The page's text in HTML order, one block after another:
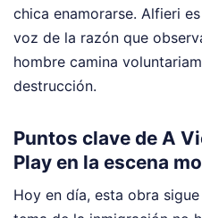
chica enamorarse. Alfieri
voz de la razón que
hombre camina
destrucción.
Puntos clave de A
Play en la escena
Hoy en día, esta obra